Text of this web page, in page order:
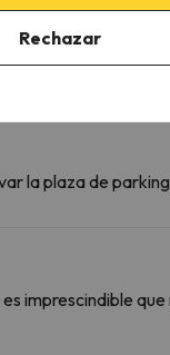
la plaza de
imprescindible
Rechazar